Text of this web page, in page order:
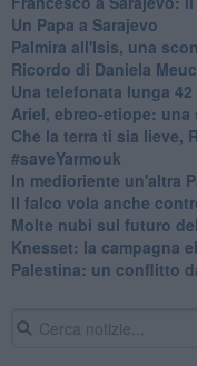
Un Papa a Sarajevo
Palmira all'Isis, una
Ricordo di Daniela
​Una telefonata lunga
​Ariel, ebreo-etiope:
Che la terra ti sia lieve,
​#saveYarmouk
​In medioriente un'altra
​Il falco vola anche
Molte nubi sul futuro
Knesset: la campagna
Palestina: un conflitto